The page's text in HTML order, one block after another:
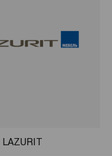
LAZURIT